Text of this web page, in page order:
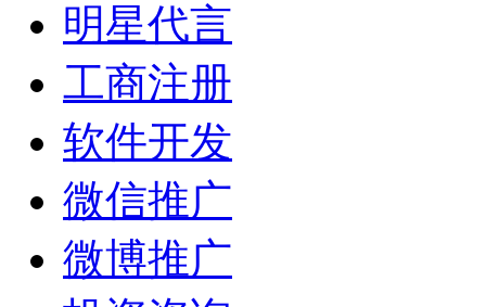
明星代言
工商注册
软件开发
微信推广
微博推广